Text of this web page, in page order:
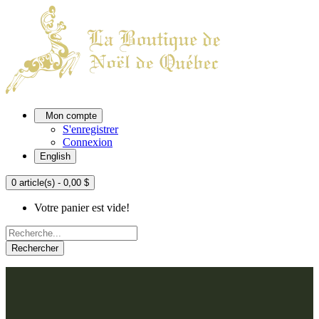
Mon compte
S'enregistrer
Connexion
English
0 article(s) - 0,00 $
Votre panier est vide!
Rechercher